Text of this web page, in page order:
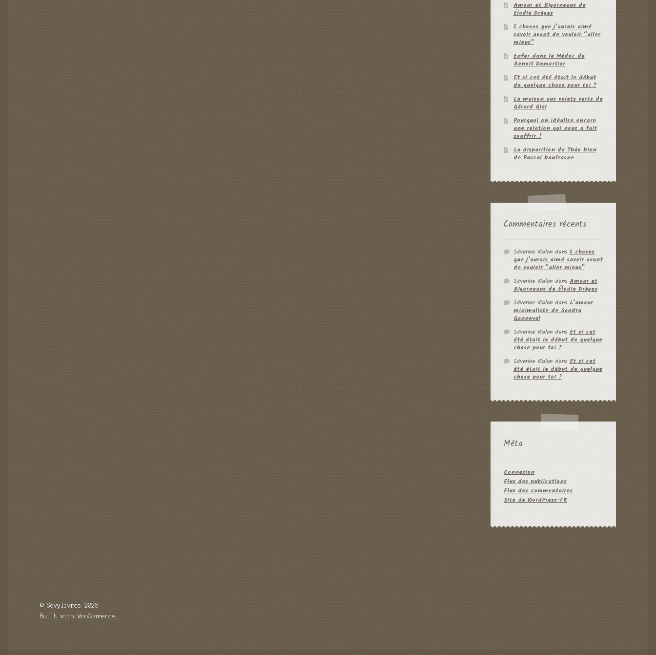
Amour et Bigorneaux de
Élodie Drèges
5 choses que j’aurais aimé
savoir avant de vouloir “aller
mieux”
Enfer dans le Médoc de
Benoit Demortier
Et si cet été était le début
de quelque chose pour toi ?
La maison aux volets verts de
Gérard Giel
Pourquoi on idéalise encore
une relation qui nous a fait
souffrir ?
La disparition de Thâo Dien
de Pascal Daufrasne
Commentaires récents
Séverine Vialondans5 choses
que j’aurais aimé savoir avant
de vouloir “aller mieux”
Séverine VialondansAmour et
Bigorneaux de Élodie Drèges
Séverine VialondansL’amour
minimaliste de Sandra
Ganneval
Séverine VialondansEt si cet
été était le début de quelque
chose pour toi ?
Séverine VialondansEt si cet
été était le début de quelque
chose pour toi ?
Méta
Connexion
Flux des publications
Flux des commentaires
Site de WordPress-FR
© Sevylivres 2026
Built with WooCommerce